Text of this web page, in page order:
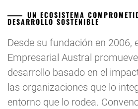
UN ECOSISTEMA
DESARROLLO SOSTENIBLE
Desde su fundación en 2006,
Empresarial Austral
desarrollo basado en el
las organizaciones que lo
entorno que lo rodea.